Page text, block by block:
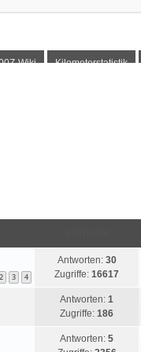
Wiki Kilometerstatistik
2 3 4
Antworten: 30
Zugriffe: 16617
Antworten: 1
Zugriffe: 186
Antworten: 5